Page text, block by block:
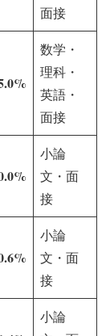
面接
数学・
理科・
英語・
面接
小論
文・面
接
小論
文・面
接
小論